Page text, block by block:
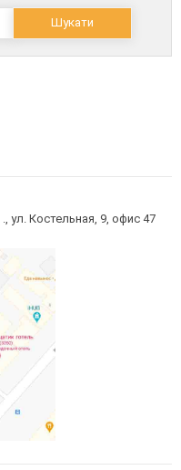
., ул. Костельная, 9, офис 47